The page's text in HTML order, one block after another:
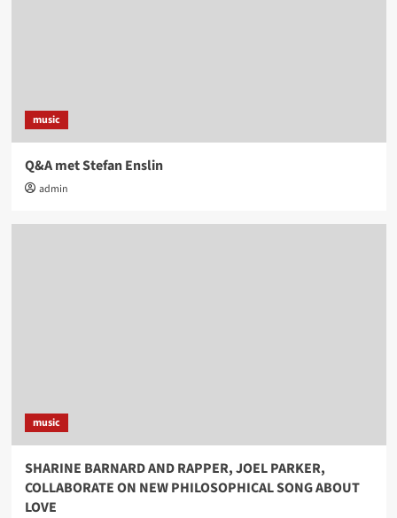
music
Q&A met Stefan Enslin
admin
music
SHARINE BARNARD AND RAPPER, JOEL PARKER,
COLLABORATE ON NEW PHILOSOPHICAL SONG ABOUT
LOVE